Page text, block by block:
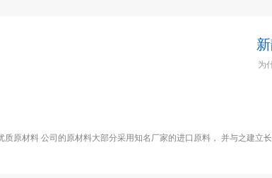
为
质原材料 公司的原材料大部分采用知名厂家的进口原料， 并与之建立